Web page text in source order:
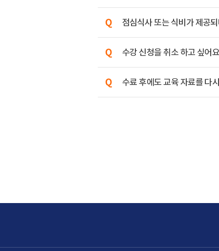
점심식사 또는 식비가 제공
수강 신청을 취소 하고 싶어
수료 후에도 교육 자료를 다